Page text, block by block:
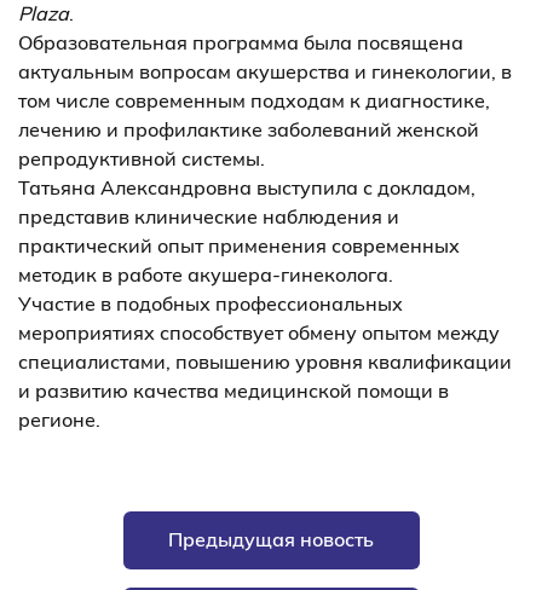
Plaza.
Образовательная программа была посвящена
актуальным вопросам акушерства и гинекологии, в
том числе современным подходам к диагностике,
лечению и профилактике заболеваний женской
репродуктивной системы.
Татьяна Александровна выступила с докладом,
представив клинические наблюдения и
практический опыт применения современных
методик в работе акушера-гинеколога.
Участие в подобных профессиональных
мероприятиях способствует обмену опытом между
специалистами, повышению уровня квалификации
и развитию качества медицинской помощи в
регионе.
Предыдущая новость